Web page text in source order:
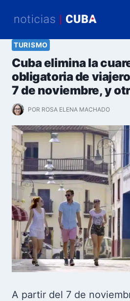
TURISMO
Cuba elimina la
obligatoria de
7 de noviembre, y
POR ROSA ELENA MACHADO
A partir del 7 de